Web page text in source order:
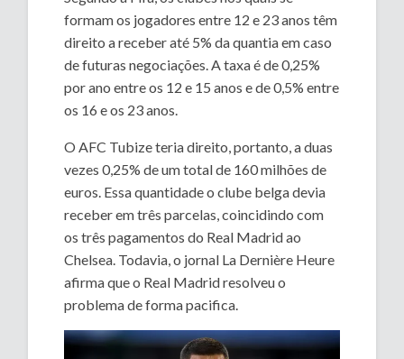
formam os jogadores entre 12 e 23 anos têm
direito a receber até 5% da quantia em caso
de futuras negociações. A taxa é de 0,25%
por ano entre os 12 e 15 anos e de 0,5% entre
os 16 e os 23 anos.
O AFC Tubize teria direito, portanto, a duas
vezes 0,25% de um total de 160 milhões de
euros. Essa quantidade o clube belga devia
receber em três parcelas, coincidindo com
os três pagamentos do Real Madrid ao
Chelsea. Todavia, o jornal La Dernière Heure
afirma que o Real Madrid resolveu o
problema de forma pacifica.